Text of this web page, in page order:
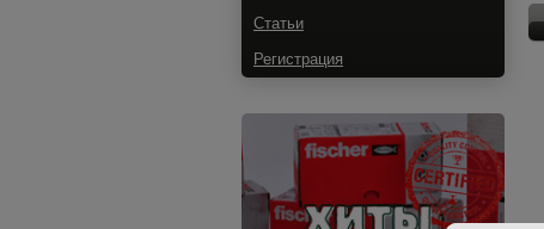
Статьи
Регистрация